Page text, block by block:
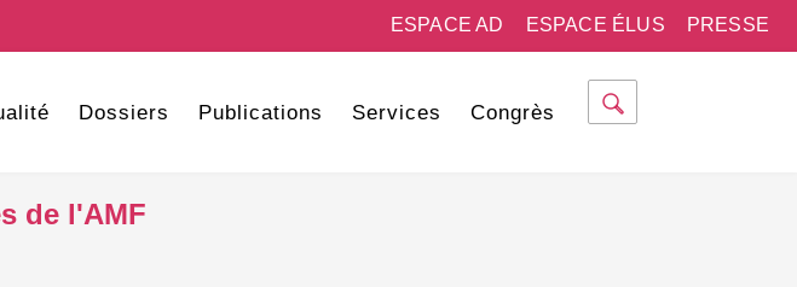
PRESSE
ESPACE ÉLUS
ESPACE AD
Dossiers Publications Services Congrès
de l'AMF